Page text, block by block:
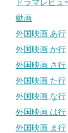
ドラマレビュ
動画
外国映画 あ行
外国映画 か行
外国映画 さ行
外国映画 た行
外国映画 な行
外国映画 は行
外国映画 ま行